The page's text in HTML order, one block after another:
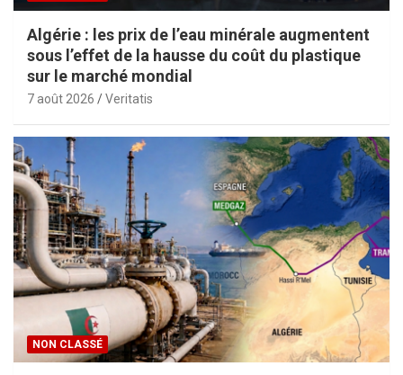
Algérie : les prix de l’eau minérale augmentent
sous l’effet de la hausse du coût du plastique
sur le marché mondial
7 août 2026 Veritatis
NON CLASSÉ